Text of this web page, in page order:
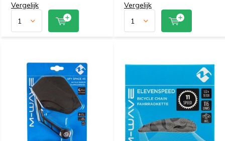
Vergelijk Vergelijk